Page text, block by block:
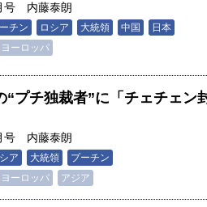
号
内藤泰朗
チン ロシア 大統領 中国 日本
ヨーロッパ
“プチ独裁者”に「チェチェン
号
内藤泰朗
ア 大統領 プーチン
ヨーロッパ アジア